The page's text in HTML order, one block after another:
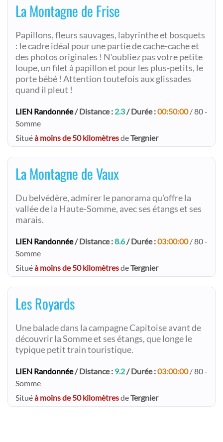
La Montagne de Frise
Papillons, fleurs sauvages, labyrinthe et bosquets
: le cadre idéal pour une partie de cache-cache et
des photos originales ! N'oubliez pas votre petite
loupe, un filet à papillon et pour les plus-petits, le
porte bébé ! Attention toutefois aux glissades
quand il pleut !
LIEN Randonnée/ Distance : 2.3/ Durée :00:50:00/ 80 -
Somme
Situéà moins de 50 kilomètresdeTergnier
La Montagne de Vaux
Du belvédère, admirer le panorama qu'offre la
vallée de la Haute-Somme, avec ses étangs et ses
marais.
LIEN Randonnée/ Distance :8.6/ Durée :03:00:00/ 80 -
Somme
Situéà moins de 50 kilomètresdeTergnier
Les Royards
Une balade dans la campagne Capitoise avant de
découvrir la Somme et ses étangs, que longe le
typique petit train touristique.
LIEN Randonnée/ Distance : 9.2/ Durée :03:00:00/ 80 -
Somme
Situéà moins de 50 kilomètresdeTergnier